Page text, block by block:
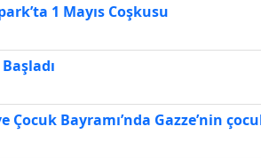
1 Mayıs Coşkusu
Çocuk Bayramı’nda Gazze’nin